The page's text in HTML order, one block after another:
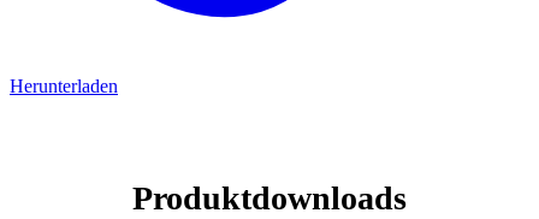
Herunterladen
Produktdownloads